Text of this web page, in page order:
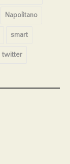
Napolitano
smart
twitter